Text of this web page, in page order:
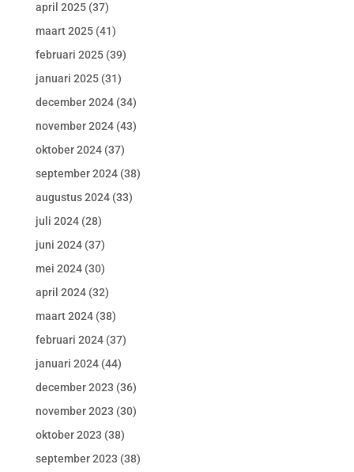
april 2025(37)
maart 2025(41)
februari 2025(39)
januari 2025(31)
december 2024(34)
november 2024(43)
oktober 2024(37)
september 2024(38)
augustus 2024(33)
juli 2024(28)
juni 2024(37)
mei 2024(30)
april 2024(32)
maart 2024(38)
februari 2024(37)
januari 2024(44)
december 2023 (36)
november 2023 (30)
oktober 2023 (38)
september 2023 (38)